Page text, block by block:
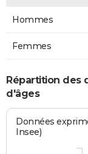
Hommes
Femmes
Répartition des
d'âges
Données
Insee)